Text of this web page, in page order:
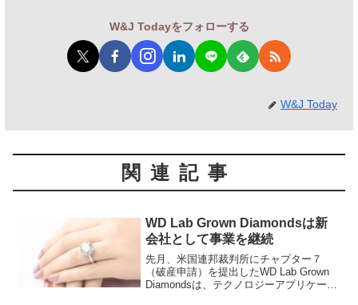
W&J Todayをフォローする
W&J Today
関連記事
WD Lab Grown Diamondsは新
会社として事業を継続
先月、米国連邦裁判所にチャプター７
（破産申請）を提出したWD Lab Grown
Diamondsは、テクノロジーアプリケーシ